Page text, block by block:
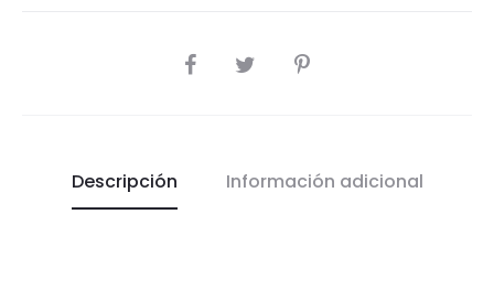
COMPARTIR
Descripción Información adicional